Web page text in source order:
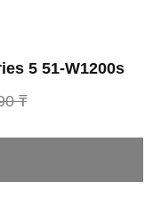
5 51-W1200s
₸